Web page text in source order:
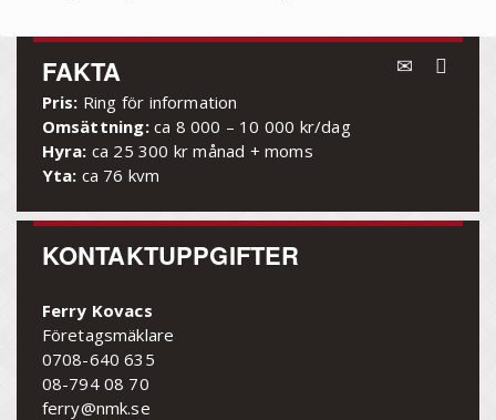
FAKTA
Pris: Ring för information
Omsättning: ca 8 000 – 10 000 kr/dag
Hyra: ca 25 300 kr månad + moms
Yta: ca 76 kvm
KONTAKTUPPGIFTER
Ferry Kovacs
Företagsmäklare
0708-640 635
08-794 08 70
ferry@nmk.se